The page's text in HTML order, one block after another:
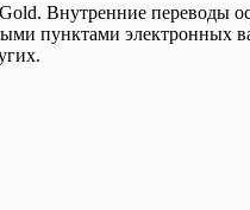
Внутренние переводы
пунктами